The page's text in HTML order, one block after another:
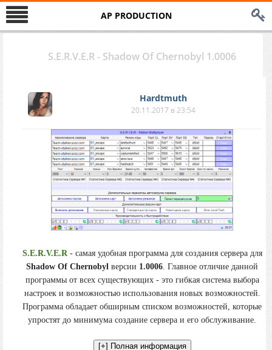
AP PRODUCTION
S.E.R.V.E.R - Shadow Of Chernobyl 1.0006
Hardtmuth
20.11.2017 в 23:54
S.E.R.V.E.R- самая удобная программа для создания сервера для
Shadow Of Chernobyl версии 1.0006. Главное отличие данной
программы от всех существующих - это гибкая система выбора
настроек и возможностью использования новых возможностей.
Программа обладает обширным списком возможностей, которые
упростят до минимума создание сервера и его обслуживание.